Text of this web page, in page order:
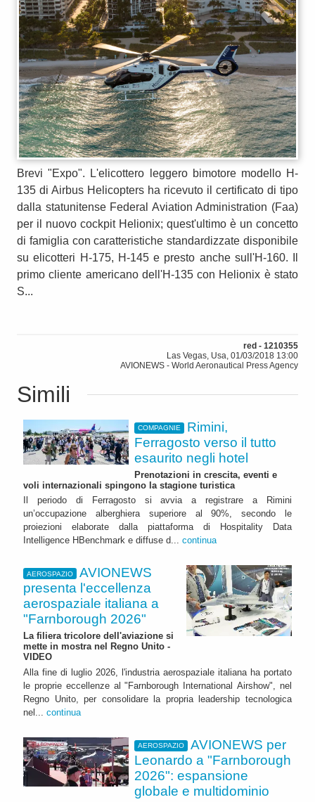
Brevi "Expo". L'elicottero leggero bimotore modello H-
135 di Airbus Helicopters ha ricevuto il certificato di tipo
dalla statunitense Federal Aviation Administration (Faa)
per il nuovo cockpit Helionix; quest'ultimo è un concetto
di famiglia con caratteristiche standardizzate disponibile
su elicotteri H-175, H-145 e presto anche sull'H-160. Il
primo cliente americano dell'H-135 con Helionix è stato
S...
red - 1210355
Las Vegas, Usa, 01/03/2018 13:00
AVIONEWS - World Aeronautical Press Agency
Simili
COMPAGNIE
Rimini,
Ferragosto verso il tutto
esaurito negli hotel
Prenotazioni in crescita, eventi e
voli internazionali spingono la stagione turistica
Il periodo di Ferragosto si avvia a registrare a Rimini
un’occupazione alberghiera superiore al 90%, secondo le
proiezioni elaborate dalla piattaforma di Hospitality Data
Intelligence HBenchmark e diffuse d... continua
AEROSPAZIO
AVIONEWS
presenta l'eccellenza
aerospaziale italiana a
"Farnborough 2026"
La filiera tricolore dell'aviazione si
mette in mostra nel Regno Unito -
VIDEO
Alla fine di luglio 2026, l'industria aerospaziale italiana ha portato
le proprie eccellenze al "Farnborough International Airshow", nel
Regno Unito, per consolidare la propria leadership tecnologica
nel... continua
AEROSPAZIO
AVIONEWS per
Leonardo a "Farnborough
2026": espansione
globale e multidominio